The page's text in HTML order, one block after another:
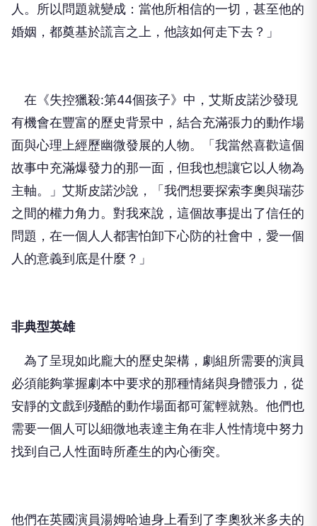
人。所以問題就變成：當他所相信的一切，甚至他的
婚姻，都奠基於謊言之上，他該如何走下去？」
在《失控獵殺:第44個孩子》中，艾斯皮諾沙發現
有機會在豐富的歷史背景中，結合充滿張力的動作場
面與心理上經歷幽微發展的人物。「我當然喜歡這個
故事中充滿爆發力的那一面，但我也想讓它以人物為
主軸。」艾斯皮諾沙說，「我們想要探索李奧與瑞莎
之間的權力角力。對我來說，這個故事提出了信任的
問題，在一個人人都害怕卸下心防的社會中，愛一個
人的意義到底是什麼？」
非典型英雄
為了呈現如此龐大的歷史架構，劇組所需要的演員
必須能夠掌握劇本中要求的那種情緒與身體張力，從
安靜的文戲到殘酷的動作場面都可駕輕就熟。他們也
需要一個人可以細微地表達主角在非人性情境中努力
找到自己人性面時所產生的內心衝突。
他們在英國演員湯姆哈迪身上看到了李奧狄米多夫的